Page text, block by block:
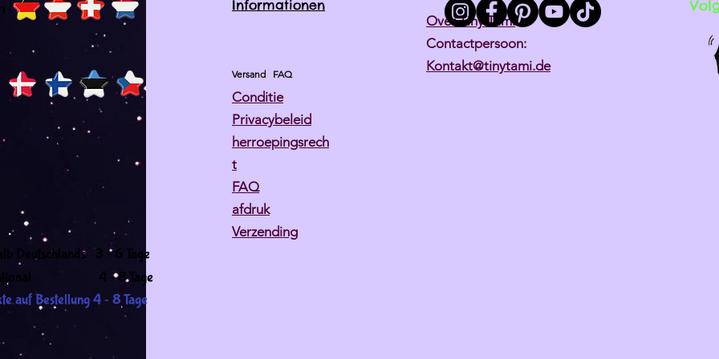
Deutschlands 3 -6 Tage
4 -8 Tage
Informationen
Versand FAQ
Conditie
Privacybeleid
herroepingsrech
t
FAQ
afdruk
Verzending
auf Bestellung 4 - 8 Tage
Over Tiny Tami
Contactpersoon:
Kontakt@tinytami.de